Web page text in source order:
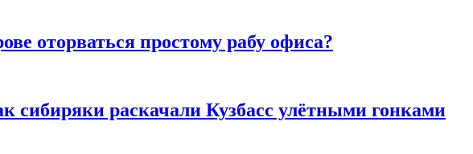
оторваться простому рабу офиса?
сибиряки раскачали Кузбасс улётными гонками